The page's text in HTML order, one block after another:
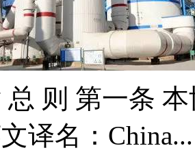
总 则 第一条
译名：